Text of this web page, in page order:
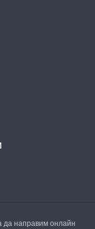
да направим онлайн